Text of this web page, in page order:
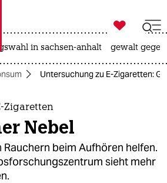
taz zahl ich
zahl ich

taz zahl ich
in sachsen-anhalt gewalt
Untersuchung zu E-Zigaretten:
Zigaretten
Nebel
beim Aufhören helfen.
sieht mehr